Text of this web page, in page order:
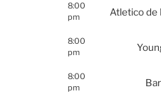
8:00
pm
Atletico de
8:00
pm
8:00
pm